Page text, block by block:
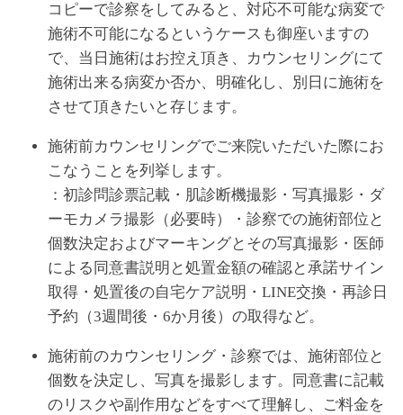
コピーで診察をしてみると、対応不可能な病変で
施術不可能になるというケースも御座いますの
で、当日施術はお控え頂き、カウンセリングにて
施術出来る病変か否か、明確化し、別日に施術を
させて頂きたいと存じます。
施術前カウンセリングでご来院いただいた際にお
こなうことを列挙します。
：初診問診票記載・肌診断機撮影・写真撮影・ダ
ーモカメラ撮影（必要時）・診察での施術部位と
個数決定およびマーキングとその写真撮影・医師
による同意書説明と処置金額の確認と承諾サイン
取得・処置後の自宅ケア説明・LINE交換・再診日
予約（3週間後・6か月後）の取得など。
施術前のカウンセリング・診察では、施術部位と
個数を決定し、写真を撮影します。同意書に記載
のリスクや副作用などをすべて理解し、ご料金を